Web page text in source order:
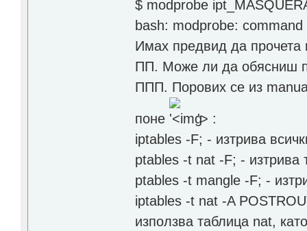
$ modprobe
bash: modprobe:
Имах предвид да прочета
ПП. Може ли да обясниш
ППП. Порових се из
поне '> :
iptables -F; - изтрива
ptables -t nat -F; - изтрива
ptables -t mangle -F; -
iptables -t nat -A
използва таблица nat,